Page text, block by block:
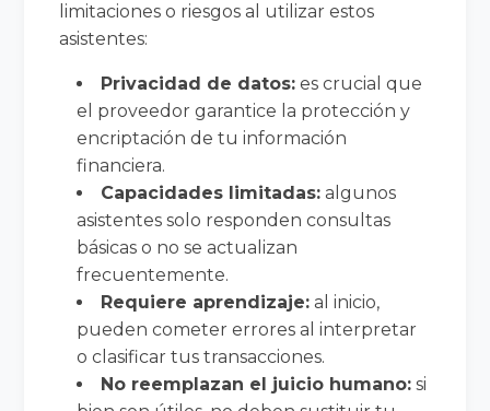
limitaciones o riesgos al utilizar estos
asistentes:
Privacidad de datos: es crucial que
el proveedor garantice la protección y
encriptación de tu información
financiera.
Capacidades limitadas: algunos
asistentes solo responden consultas
básicas o no se actualizan
frecuentemente.
Requiere aprendizaje: al inicio,
pueden cometer errores al interpretar
o clasificar tus transacciones.
No reemplazan el juicio humano: si